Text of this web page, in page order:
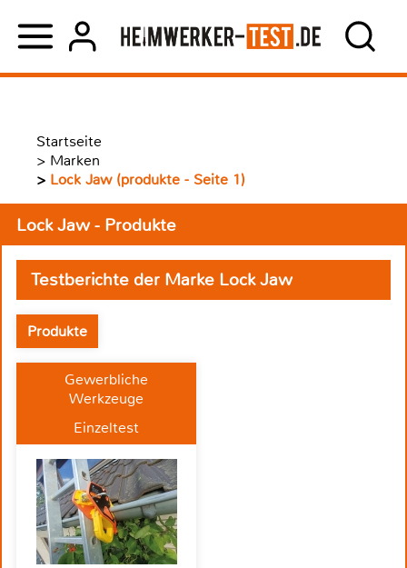
Startseite
> Marken
> Lock Jaw (produkte - Seite 1)
Lock Jaw - Produkte
Testberichte der Marke Lock Jaw
Produkte
Gewerbliche
Werkzeuge
Einzeltest